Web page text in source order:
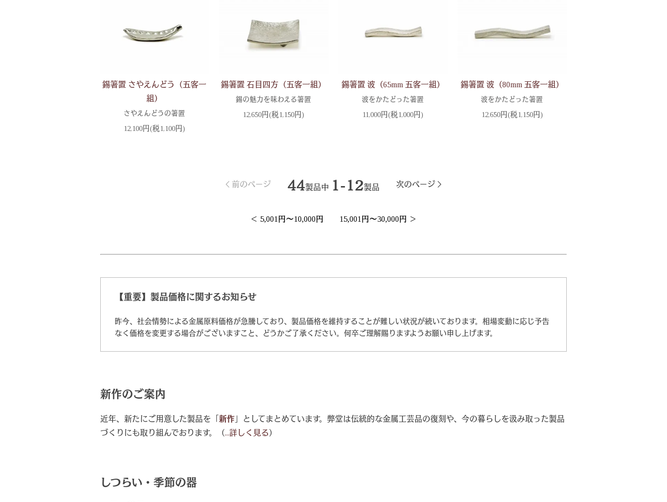
錫箸置 さやえんどう（五客一
組）
さやえんどうの箸置
12,100円(税1,100円)
錫箸置 石目四方（五客一組）
錫の魅力を味わえる箸置
12,650円(税1,150円)
錫箸置 波（65mm 五客一組）
波をかたどった箸置
11,000円(税1,000円)
錫箸置 波（80mm 五客一組）
波をかたどった箸置
12,650円(税1,150円)
前のページ 44製品中 1-12製品 次のページ
＜ 5,001円～10,000円 15,001円～30,000円 ＞
【重要】製品価格に関するお知らせ
昨今、社会情勢による金属原料価格が急騰しており、製品価格を維持することが難しい状況が続いております。相場変動に応じ予告
なく価格を変更する場合がございますこと、どうかご了承ください。何卒ご理解賜りますようお願い申し上げます。
新作のご案内
近年、新たにご用意した製品を「 新作 」としてまとめています。弊堂は伝統的な金属工芸品の復刻や、今の暮らしを汲み取った製品
づくりにも取り組んでおります。（...詳しく見る）
しつらい・季節の器